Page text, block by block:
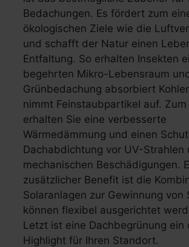
Bedachungen. Es fördert zum
ökologischen Ziele wie die
und schafft der Natur einen
Entfaltung. So erhalten Insekten
begehrten Mikro-Lebensraum
Grünbedachung absorbiert
nimmt Feinstaubpartikel auf.
erhalten Sie eine verbesserte
Wärmedämmung und einen
Dachabdichtung vor UV-Strahlen
mechanischen Beschädigungen.
zusätzlicher Benefit ist die
Solaranlagen zur Gewinnung von
können flexibel ausgerichtet
Letzt ist eine Dachbegrünung ein
Highlight für Ihren Standort.